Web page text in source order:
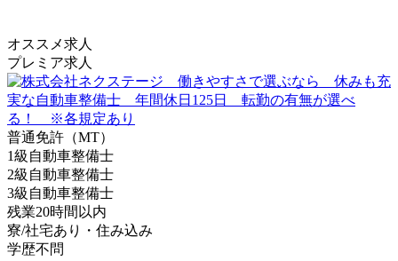
オススメ求人
プレミア求人
普通免許（MT）
1級自動車整備士
2級自動車整備士
3級自動車整備士
残業20時間以内
寮/社宅あり・住み込み
学歴不問